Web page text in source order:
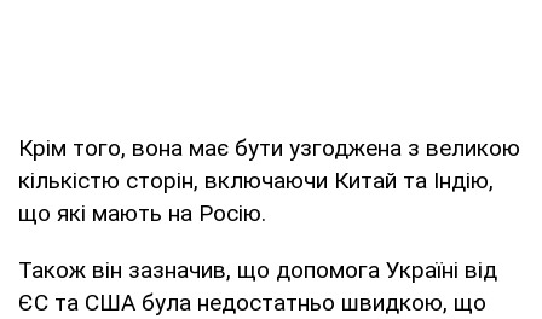
Крім того, вона має бути узгоджена з великою
кількістю сторін, включаючи Китай та Індію,
що які мають на Росію.
Також він зазначив, що допомога Україні від
ЄС та США була недостатньо швидкою, що